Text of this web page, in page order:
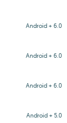
Android + 6.0
Android + 6.0
Android + 6.0
Android + 5.0